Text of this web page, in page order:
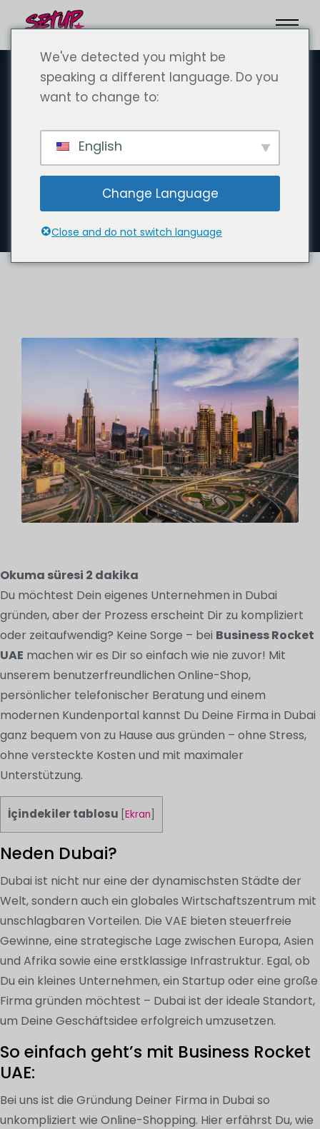
Şubat 3, 2025
Gründe Deine Firma in Dubai
– einfach, schnell und
bequem von zu Hause aus
mit Business Rocket UAE!
Okuma süresi 2 dakika
Du möchtest Dein eigenes Unternehmen in Dubai
gründen, aber der Prozess erscheint Dir zu kompliziert
oder zeitaufwendig? Keine Sorge – bei Business Rocket
UAE machen wir es Dir so einfach wie nie zuvor! Mit
unserem benutzerfreundlichen Online-Shop,
persönlicher telefonischer Beratung und einem
modernen Kundenportal kannst Du Deine Firma in Dubai
ganz bequem von zu Hause aus gründen – ohne Stress,
ohne versteckte Kosten und mit maximaler
Unterstützung.
İçindekiler tablosu Ekran
Neden Dubai?
Dubai ist nicht nur eine der dynamischsten Städte der
Welt, sondern auch ein globales Wirtschaftszentrum mit
unschlagbaren Vorteilen. Die VAE bieten steuerfreie
Gewinne, eine strategische Lage zwischen Europa, Asien
und Afrika sowie eine erstklassige Infrastruktur. Egal, ob
Du ein kleines Unternehmen, ein Startup oder eine große
Firma gründen möchtest – Dubai ist der ideale Standort,
um Deine Geschäftsidee erfolgreich umzusetzen.
So einfach geht’s mit Business Rocket
UAE:
Bei uns ist die Gründung Deiner Firma in Dubai so
unkompliziert wie Online-Shopping. Hier erfährst Du, wie
We've detected you might be
speaking a different language. Do you
want to change to:
English
Change Language
Close and do not switch language